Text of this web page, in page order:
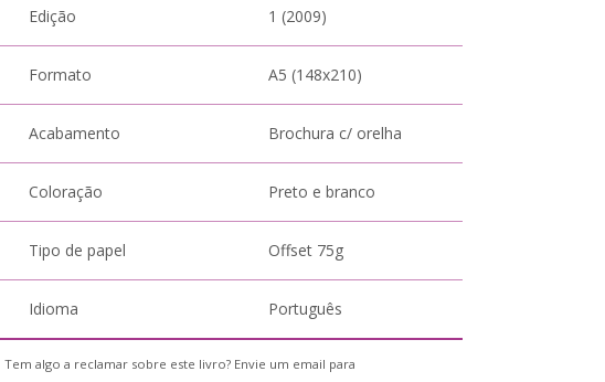
Edição 1 (2009)
Formato A5 (148x210)
Acabamento Brochura c/ orelha
Coloração Preto e branco
Tipo de papel Offset 75g
Idioma Português
Tem algo a reclamar sobre este livro? Envie um email para